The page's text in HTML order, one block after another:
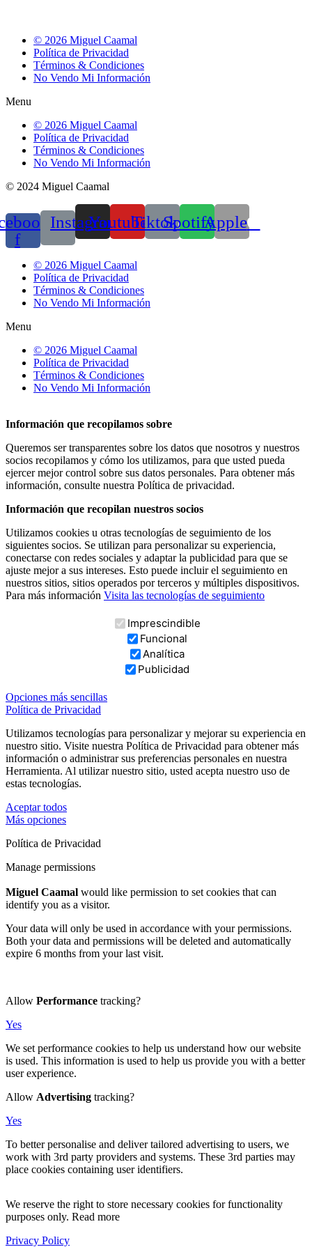
© 2026 Miguel Caamal
Política de Privacidad
Términos & Condiciones
No Vendo Mi Información
Menu
© 2026 Miguel Caamal
Política de Privacidad
Términos & Condiciones
No Vendo Mi Información
© 2024 Miguel Caamal
f
Instagram
YoutubeTiktokSpotifyApple
© 2026 Miguel Caamal
Política de Privacidad
Términos & Condiciones
No Vendo Mi Información
Menu
© 2026 Miguel Caamal
Política de Privacidad
Términos & Condiciones
No Vendo Mi Información
Información que recopilamos sobre
Queremos ser transparentes sobre los datos que nosotros y nuestros
socios recopilamos y cómo los utilizamos, para que usted pueda
ejercer mejor control sobre sus datos personales. Para obtener más
información, consulte nuestra Política de privacidad.
Información que recopilan nuestros socios
Utilizamos cookies u otras tecnologías de seguimiento de los
siguientes socios. Se utilizan para personalizar su experiencia,
conectarse con redes sociales y adaptar la publicidad para que se
ajuste mejor a sus intereses. Esto puede incluir el seguimiento en
nuestros sitios, sitios operados por terceros y múltiples dispositivos.
Para más información Visita las tecnologías de seguimiento
Imprescindible
Funcional
Analítica
Publicidad
Opciones más sencillas
Política de Privacidad
Utilizamos tecnologías para personalizar y mejorar su experiencia en
nuestro sitio. Visite nuestra Política de Privacidad para obtener más
información o administrar sus preferencias personales en nuestra
Herramienta. Al utilizar nuestro sitio, usted acepta nuestro uso de
estas tecnologías.
Aceptar todos
Más opciones
Política de Privacidad
Manage permissions
Miguel Caamal would like permission to set cookies that can
identify you as a visitor.
Your data will only be used in accordance with your permissions.
Both your data and permissions will be deleted and automatically
expire 6 months from your last visit.
Allow Performance tracking?
Yes
We set performance cookies to help us understand how our website
is used. This information is used to help us provide you with a better
user experience.
Allow Advertising tracking?
Yes
To better personalise and deliver tailored advertising to users, we
work with 3rd party providers and systems. These 3rd parties may
place cookies containing user identifiers.
We reserve the right to store necessary cookies for functionality
purposes only. Read more
Privacy Policy